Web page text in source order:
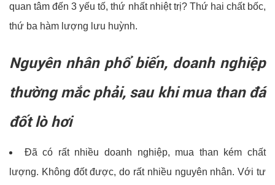
quan tâm đến 3 yếu tố, thứ nhất nhiệt trị? Thứ hai chất bốc,
thứ ba hàm lượng lưu huỳnh.
Nguyên nhân phổ biến, doanh nghiệp
thường mắc phải, sau khi mua than đá
đốt lò hơi
Đã có rất nhiều doanh nghiệp, mua than kém chất
lượng. Không đốt được, do rất nhiều nguyên nhân. Với tư